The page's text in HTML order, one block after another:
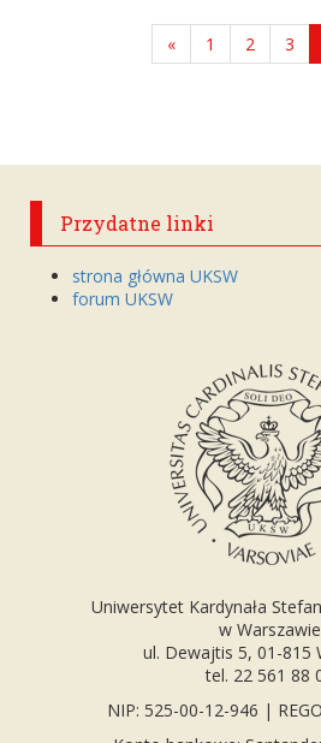
« 1 2 3
Przydatne linki
strona główna UKSW
forum UKSW
Uniwersytet Kardynała
w Warszawie
ul. Dewajtis 5, 01-815
tel. 22 561 88
NIP: 525-00-12-946 |